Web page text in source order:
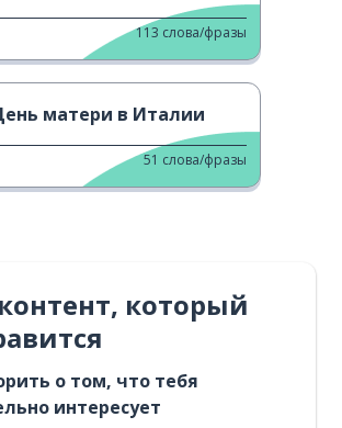
113 слова/фразы
матери в Италии
51 слова/фразы
который
о том, что тебя
интересует